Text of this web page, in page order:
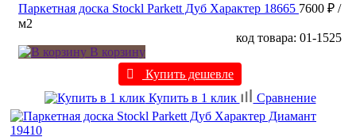
Паркетная доска Stockl Parkett Дуб Характер 18665 7600 ₽ /
м2
код товара: 01-1525
В корзину
Купить дешевле
Купить в 1 клик
Сравнение